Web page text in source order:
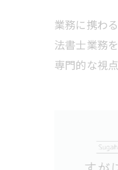
業務に携わ
法書士業務
専門的な視